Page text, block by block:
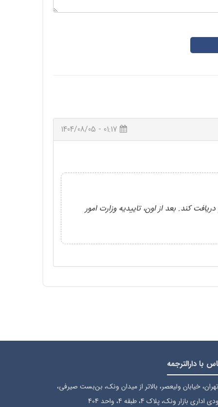
کند. بعد از اون، تاییدیه وزارت امور
با دارالترجمه
تهران، خیابان ولیعصر، بالاتر از میدان ونک، بن‌بست صیرفی،
اداری بازار ونک، پلاک 4، طبقه 4، واحد 404